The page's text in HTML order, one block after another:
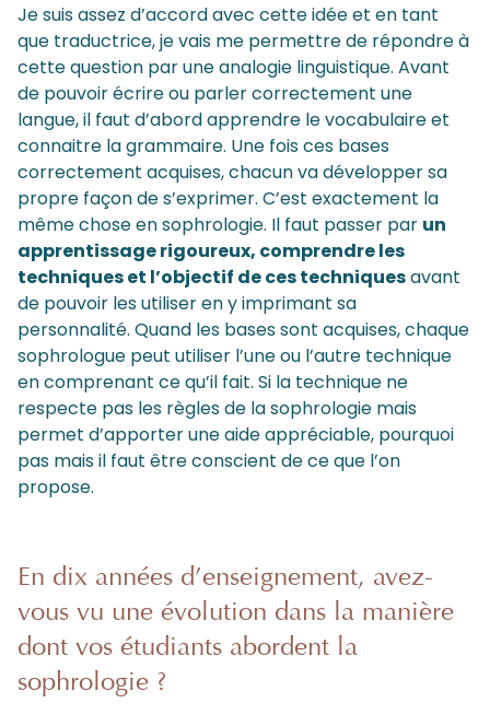
Je suis assez d’accord avec cette idée et en tant
que traductrice, je vais me permettre de répondre à
cette question par une analogie linguistique. Avant
de pouvoir écrire ou parler correctement une
langue, il faut d’abord apprendre le vocabulaire et
connaitre la grammaire. Une fois ces bases
correctement acquises, chacun va développer sa
propre façon de s’exprimer. C’est exactement la
même chose en sophrologie. Il faut passer par un
apprentissage rigoureux, comprendre les
techniques et l’objectif de ces techniquesavant
de pouvoir les utiliser en y imprimant sa
personnalité. Quand les bases sont acquises, chaque
sophrologue peut utiliser l’une ou l’autre technique
en comprenant ce qu’il fait. Si la technique ne
respecte pas les règles de la sophrologie mais
permet d’apporter une aide appréciable, pourquoi
pas mais il faut être conscient de ce que l’on
propose.
En dix années d’enseignement, avez-
vous vu une évolution dans la manière
dont vos étudiants abordent la
sophrologie ?